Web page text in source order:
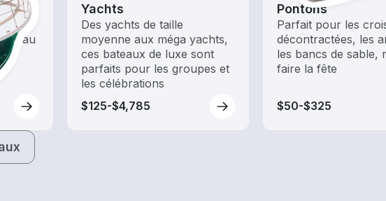
Yachts
Des yachts de taille
moyenne aux méga yachts,
ces bateaux de luxe sont
parfaits pour les groupes et
les célébrations
$125-$4,785
Pontons
Parfait pour les
décontractées, les
les bancs de sable,
faire la fête
$50-$325